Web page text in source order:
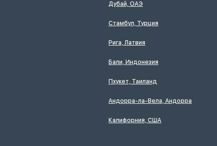
Дубай, ОАЭ
Стамбул, Турция
Рига, Латвия
Бали, Индонезия
Пхукет, Таиланд
Андорра-ла-Вела, Андорра
Калифорния, США